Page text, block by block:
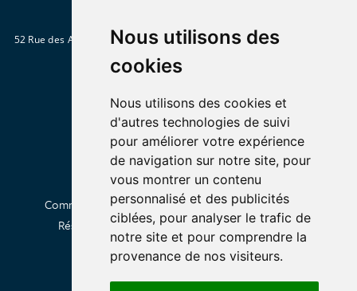
Nous utilisons des
cookies
Nous utilisons des cookies et
d'autres technologies de suivi
pour améliorer votre expérience
de navigation sur notre site, pour
vous montrer un contenu
personnalisé et des publicités
ciblées, pour analyser le trafic de
notre site et pour comprendre la
provenance de nos visiteurs.
52 Rue des Abbesses 75018 Paris Métro : Abbesses, Blanche ou Pigalle
Tél. : 01 46 06 28 15
Commander en livraison Click & Collect À propos
Réserver une table Privatiser Contactez-nous